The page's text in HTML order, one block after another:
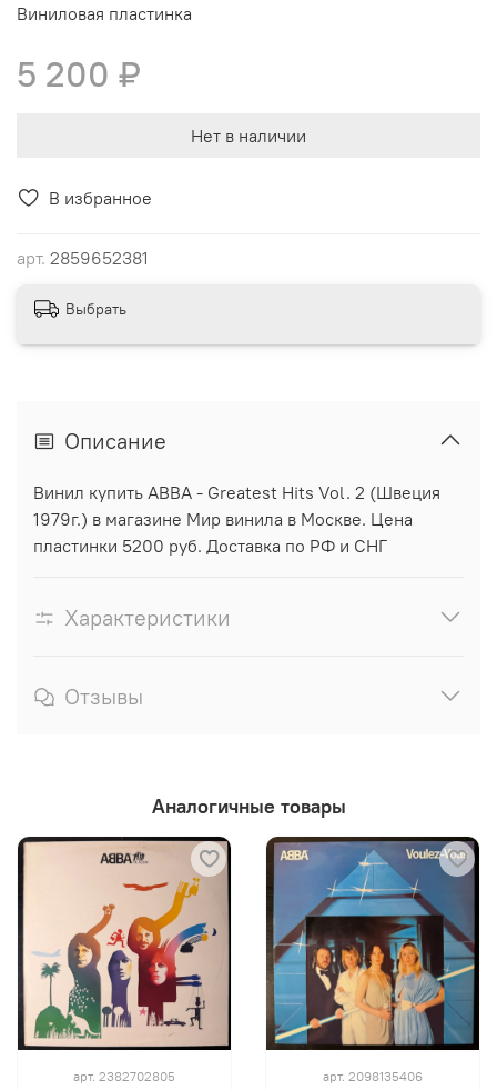
В избранное
арт. 2859652381
Виниловая пластинка
5 200 ₽
Нет в наличии
Выбрать
Описание
Винил купить ABBA - Greatest Hits Vol. 2 (Швеция
1979г.) в магазине Мир винила в Москве. Цена
пластинки 5200 руб. Доставка по РФ и СНГ
Характеристики
Отзывы
Аналогичные товары
арт. 2382702805 арт. 2098135406